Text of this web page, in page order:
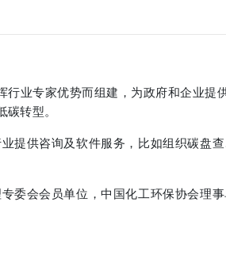
业专家优势而组建，为政府和企业提
转型。
供咨询及软件服务，比如组织碳盘查
委会会员单位，中国化工环保协会理